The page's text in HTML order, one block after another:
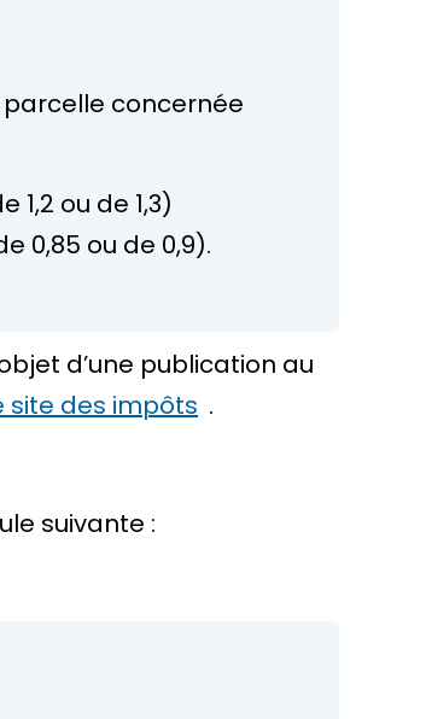
concernée
1,2 ou de 1,3)
0,85 ou de 0,9).
d’une publication au
site des impôts .
suivante :